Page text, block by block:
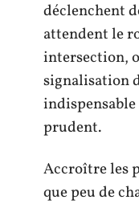
déclenchent
attendent le
intersection,
signalisation
prudent.
Accroître les
que peu de